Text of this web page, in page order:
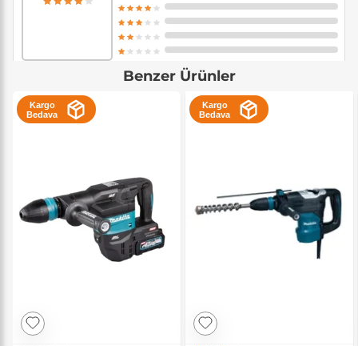
Benzer Ürünler
Kargo
Bedava
Kargo
Bedava